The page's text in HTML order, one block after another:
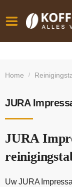
Home /
JURA
JURA
Uw JURA